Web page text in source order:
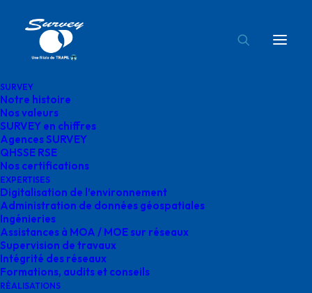
SURVEY
Notre histoire
Nos valeurs
SURVEY en chiffres
Agences SURVEY
QHSSE RSE
Nos certifications
EXPERTISES
Digitalisation de l’environnement
Administration de données géospatiales
Ingénieries
Assistances à MOA / MOE sur réseaux
Supervision de travaux
Intégrité des réseaux
Formations, audits et conseils
RÉALISATIONS
candidature spontanée
survey